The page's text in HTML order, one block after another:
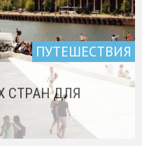
ПУТЕШЕСТВИЯ
СТРАН ДЛЯ